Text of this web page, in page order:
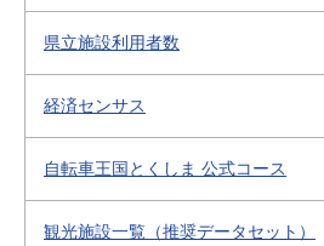
県立施設利用者数
経済センサス
自転車王国とくしま 公式コース
観光施設一覧（推奨データセット）